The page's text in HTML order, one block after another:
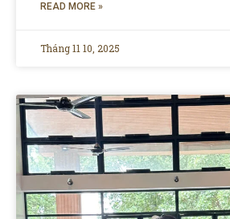
READ MORE »
Tháng 11 10, 2025